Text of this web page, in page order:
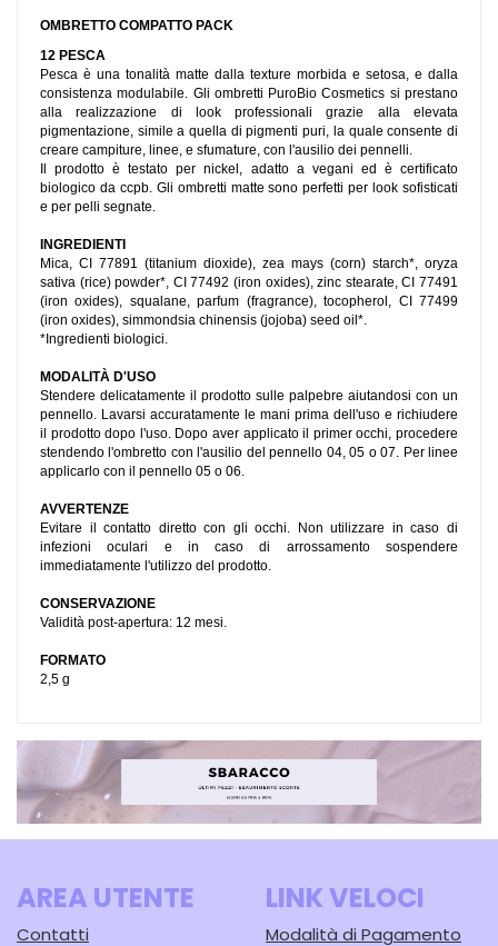
OMBRETTO COMPATTO PACK
12 PESCA
Pesca è una tonalità matte dalla texture morbida e setosa, e dalla
consistenza modulabile. Gli ombretti PuroBio Cosmetics si prestano
alla realizzazione di look professionali grazie alla elevata
pigmentazione, simile a quella di pigmenti puri, la quale consente di
creare campiture, linee, e sfumature, con l'ausilio dei pennelli.
Il prodotto è testato per nickel, adatto a vegani ed è certificato
biologico da ccpb. Gli ombretti matte sono perfetti per look sofisticati
e per pelli segnate.
INGREDIENTI
Mica, CI 77891 (titanium dioxide), zea mays (corn) starch*, oryza
sativa (rice) powder*, CI 77492 (iron oxides), zinc stearate, CI 77491
(iron oxides), squalane, parfum (fragrance), tocopherol, CI 77499
(iron oxides), simmondsia chinensis (jojoba) seed oil*.
*Ingredienti biologici.
MODALITÀ D'USO
Stendere delicatamente il prodotto sulle palpebre aiutandosi con un
pennello. Lavarsi accuratamente le mani prima dell'uso e richiudere
il prodotto dopo l'uso. Dopo aver applicato il primer occhi, procedere
stendendo l'ombretto con l'ausilio del pennello 04, 05 o 07. Per linee
applicarlo con il pennello 05 o 06.
AVVERTENZE
Evitare il contatto diretto con gli occhi. Non utilizzare in caso di
infezioni oculari e in caso di arrossamento sospendere
immediatamente l'utilizzo del prodotto.
CONSERVAZIONE
Validità post-apertura: 12 mesi.
FORMATO
2,5 g
AREA UTENTE
Contatti
LINK VELOCI
Modalità di Pagamento